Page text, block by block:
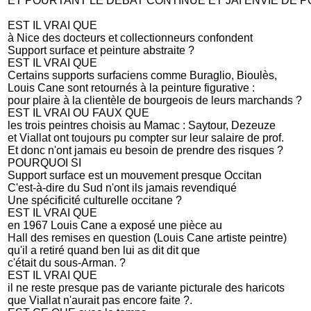
EST IL VRAI QUE
à Nice des docteurs et collectionneurs confondent
Support surface et peinture abstraite ?
EST IL VRAI QUE
Certains supports surfaciens comme Buraglio, Bioulès,
Louis Cane sont retournés à la peinture figurative :
pour plaire à la clientèle de bourgeois de leurs marchands ?
EST IL VRAI OU FAUX QUE
les trois peintres choisis au Mamac : Saytour, Dezeuze
et Viallat ont toujours pu compter sur leur salaire de prof.
Et donc n'ont jamais eu besoin de prendre des risques ?
POURQUOI SI
Support surface est un mouvement presque Occitan
C'est-à-dire du Sud n'ont ils jamais revendiqué
Une spécificité culturelle occitane ?
EST IL VRAI QUE
en 1967 Louis Cane a exposé une pièce au
Hall des remises en question (Louis Cane artiste peintre)
qu'il a retiré quand ben lui as dit dit que
c'était du sous-Arman. ?
EST IL VRAI QUE
il ne reste presque pas de variante picturale des haricots
que Viallat n'aurait pas encore faite ?.